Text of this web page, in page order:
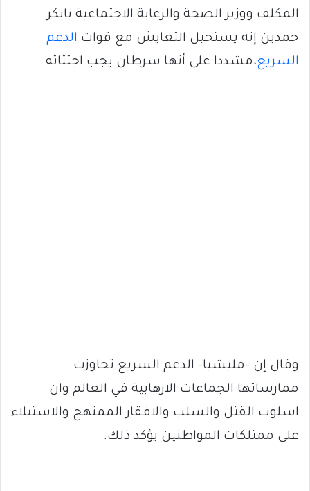
المكلف ووزير الصحة والرعاية الاجتماعية بابكر
حمدين إنه يستحيل التعايش مع قوات الدعم
السريع،مشددا على أنها سرطان يجب اجتثاثه.
وقال إن -مليشيا- الدعم السريع تجاوزت
ممارساتها الجماعات اﻻرهابية في العالم وان
اسلوب القتل والسلب والافقار الممنهج والاستيلاء
على ممتلكات المواطنين يؤكد ذلك.